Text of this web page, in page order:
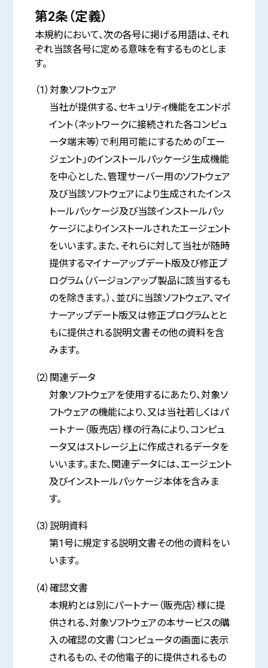
第2条（定義）
本規約において、次の各号に掲げる用語は、それ
ぞれ当該各号に定める意味を有するものとしま
す。
（1）対象ソフトウェア
当社が提供する、セキュリティ機能をエンドポ
イント（ネットワークに接続された各コンピュ
ータ端末等）で利用可能にするための「エー
ジェント」のインストールパッケージ生成機能
を中心とした、管理サーバー用のソフトウェア
及び当該ソフトウェアにより生成されたインス
トールパッケージ及び当該インストールパッ
ケージによりインストールされたエージェント
をいいます。また、それらに対して当社が随時
提供するマイナーアップデート版及び修正プ
ログラム（バージョンアップ製品に該当するも
のを除きます。）、並びに当該ソフトウェア、マイ
ナーアップデート版又は修正プログラムとと
もに提供される説明文書その他の資料を含
みます。
（2）関連データ
対象ソフトウェアを使用するにあたり、対象ソ
フトウェアの機能により、又は当社若しくはパ
ートナー（販売店）様の行為により、コンピュ
ータ又はストレージ上に作成されるデータを
いいます。また、関連データには、エージェント
及びインストールパッケージ本体を含みま
す。
（3）説明資料
第1号に規定する説明文書その他の資料をい
います。
（4）確認文書
本規約とは別にパートナー（販売店）様に提
供される、対象ソフトウェアの本サービスの購
入の確認の文書（コンピュータの画面に表示
されるもの、その他電子的に提供されるもの